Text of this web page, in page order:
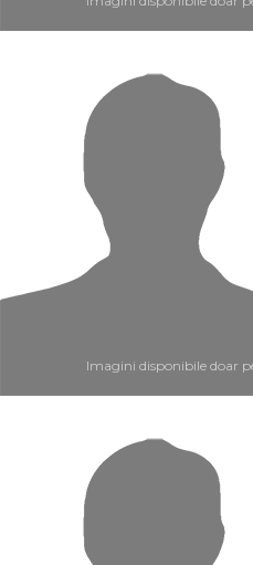
Imagini disponibile doar